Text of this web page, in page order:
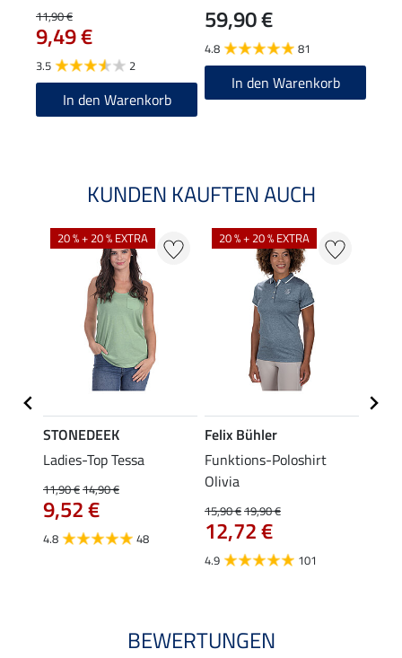
11,90 €
9,49 €
3.5 2
In den Warenkorb
59,90 €
4.8 81
In den Warenkorb
KUNDEN KAUFTEN AUCH
20 % + 20 % EXTRA
STONEDEEK
Ladies-Top Tessa
11,90 €14,90 €
9,52 €
4.8 48
20 % + 20 % EXTRA
Felix Bühler
Funktions-Poloshirt
Olivia
15,90 €19,90 €
12,72 €
4.9 101
BEWERTUNGEN